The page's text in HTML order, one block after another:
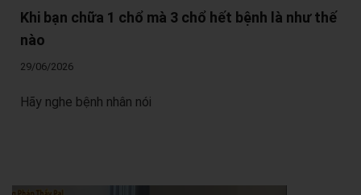
Khi bạn chữa 1 chổ mà 3 chổ hết bệnh là như thế
nào
29/06/2026
Hãy nghe bệnh nhân nói